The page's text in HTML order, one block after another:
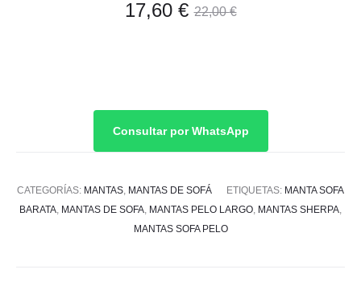
22,00€
El
era:
17,60 €
es:
Consultar por WhatsApp
CATEGORÍAS: MANTAS, MANTAS DE SOFÁ ETIQUETAS: MANTA SOFA
BARATA, MANTAS DE SOFA, MANTAS PELO LARGO, MANTAS SHERPA,
MANTAS SOFA PELO